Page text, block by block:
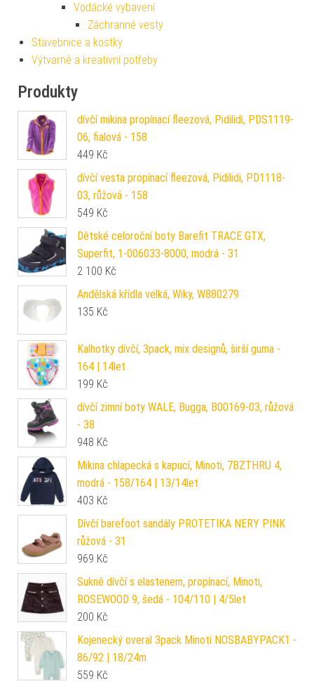
Vodácké vybavení
Záchranné vesty
Stavebnice a kostky
Výtvarné a kreativní potřeby
Produkty
dívčí mikina propínací fleezová, Pidilidi, PDS1119-
06, fialová - 158
449 Kč
dívčí vesta propínací fleezová, Pidilidi, PD1118-
03, růžová - 158
549 Kč
Dětské celoroční boty Barefit TRACE GTX,
Superfit, 1-006033-8000, modrá - 31
2 100 Kč
Andělská křídla velká, Wiky, W880279
135 Kč
Kalhotky dívčí, 3pack, mix designů, širší guma -
164 | 14let
199 Kč
dívčí zimní boty WALE, Bugga, B00169-03, růžová
- 38
948 Kč
Mikina chlapecká s kapucí, Minoti, 7BZTHRU 4,
modrá - 158/164 | 13/14let
403 Kč
Dívčí barefoot sandály PROTETIKA NERY PINK
růžová - 31
969 Kč
Sukně dívčí s elastenem, propínací, Minoti,
ROSEWOOD 9, šedá - 104/110 | 4/5let
200 Kč
Kojenecký overal 3pack Minoti NOSBABYPACK1 -
86/92 | 18/24m
559 Kč